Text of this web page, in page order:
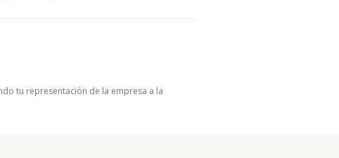
tu representación de la empresa a la